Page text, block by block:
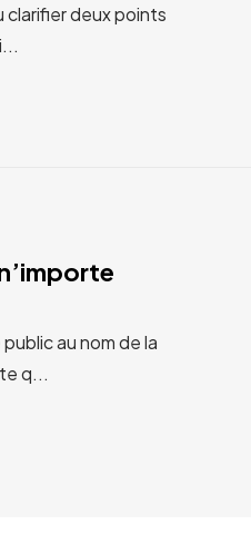
clarifier deux points
au nom de la
q...